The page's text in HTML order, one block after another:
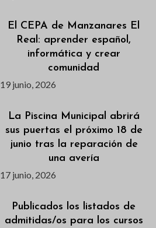
El CEPA de Manzanares El
Real: aprender español,
informática y crear
comunidad
19 junio, 2026
La Piscina Municipal abrirá
sus puertas el próximo 18 de
junio tras la reparación de
una avería
17 junio, 2026
Publicados los listados de
admitidas/os para los cursos